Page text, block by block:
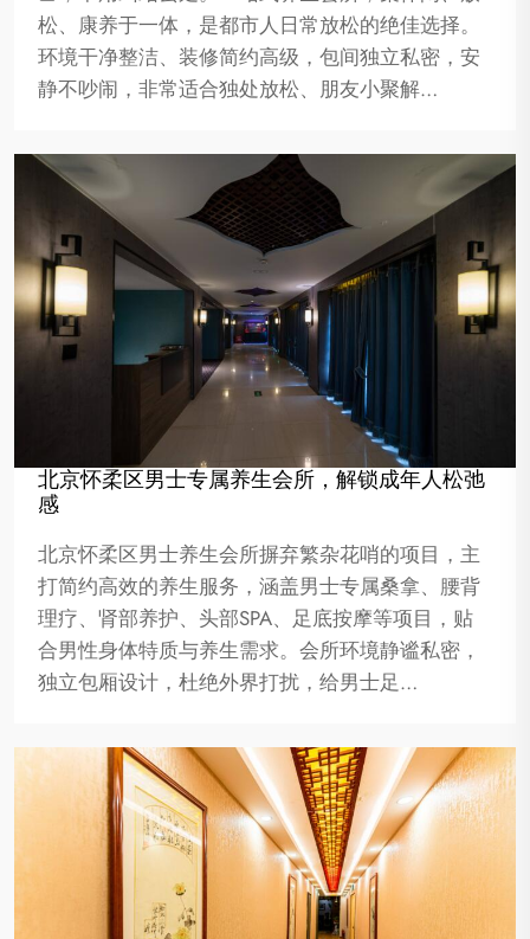
松、康养于一体，是都市人日常放松的绝佳选择。
环境干净整洁、装修简约高级，包间独立私密，安
静不吵闹，非常适合独处放松、朋友小聚解…
北京怀柔区男士专属养生会所，解锁成年人松弛
感
北京怀柔区男士养生会所摒弃繁杂花哨的项目，主
打简约高效的养生服务，涵盖男士专属桑拿、腰背
理疗、肾部养护、头部SPA、足底按摩等项目，贴
合男性身体特质与养生需求。会所环境静谧私密，
独立包厢设计，杜绝外界打扰，给男士足…